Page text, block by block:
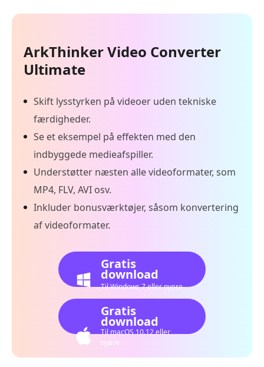
ArkThinker Video Converter
Ultimate
Skift lysstyrken på videoer uden tekniske
færdigheder.
Se et eksempel på effekten med den
indbyggede medieafspiller.
Understøtter næsten alle videoformater, som
MP4, FLV, AVI osv.
Inkluder bonusværktøjer, såsom konvertering
af videoformater.
Gratis
download
Til Windows 7 eller nyere
Gratis
download
Til macOS 10.12 eller
nyere